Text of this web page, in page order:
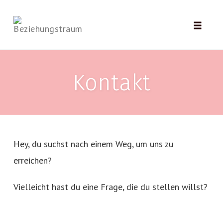
Kontakt
Hey, du suchst nach einem Weg, um uns zu
erreichen?
Vielleicht hast du eine Frage, die du stellen willst?